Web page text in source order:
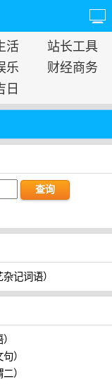
活
站长工具
乐
财经商务
日
杂记词语）
）
）